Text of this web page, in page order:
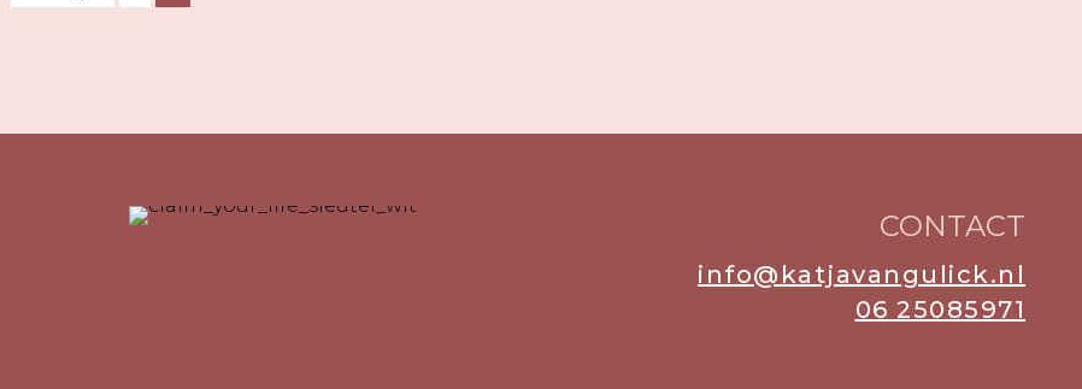
CONTACT
info@katjavangulick.nl
06 25085971